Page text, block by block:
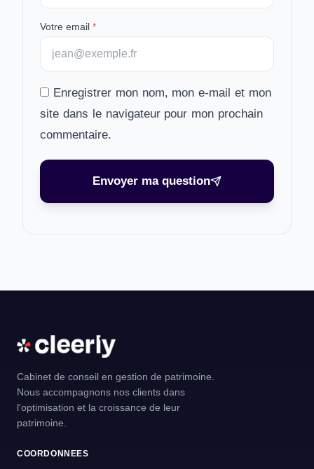
Votre email *
Enregistrer mon nom, mon e-mail et mon
site dans le navigateur pour mon prochain
commentaire.
Envoyer ma question
Cabinet de conseil en gestion de patrimoine.
Nous accompagnons nos clients dans
l'optimisation et la croissance de leur
patrimoine.
COORDONNEES